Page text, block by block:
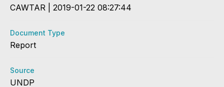
CAWTAR | 2019-01-22 08:27:44
Document Type
Report
Source
UNDP